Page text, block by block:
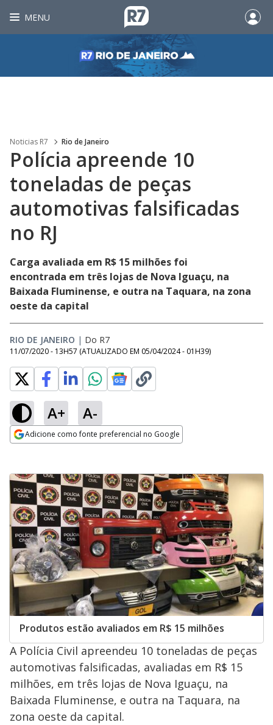
MENU
Noticias R7 Rio de Janeiro
Polícia apreende 10
toneladas de peças
automotivas falsificadas
no RJ
Carga avaliada em R$ 15 milhões foi
encontrada em três lojas de Nova Iguaçu, na
Baixada Fluminense, e outra na Taquara, na zona
oeste da capital
RIO DE JANEIRO | Do R7
11/07/2020 - 13H57 (ATUALIZADO EM 05/04/2024 - 01H39)
A+ A-
Adicione como fonte preferencial no Google
Produtos estão avaliados em R$ 15 milhões
A Polícia Civil apreendeu 10 toneladas de peças
automotivas falsificadas, avaliadas em R$ 15
milhões, em três lojas de Nova Iguaçu, na
Baixada Fluminense, e outra na Taquara, na
zona oeste da capital.